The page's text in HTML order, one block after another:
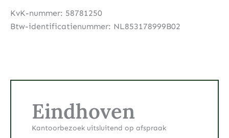
KvK-nummer: 58781250
Btw-identificatienummer: NL853178999B02
Eindhoven
Kantoorbezoek uitsluitend op afspraak